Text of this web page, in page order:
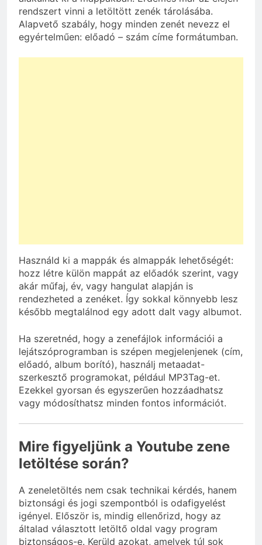
rendszert vinni a letöltött zenék tárolásába.
Alapvető szabály, hogy minden zenét nevezz el
egyértelműen: előadó – szám címe formátumban.
Használd ki a mappák és almappák lehetőségét:
hozz létre külön mappát az előadók szerint, vagy
akár műfaj, év, vagy hangulat alapján is
rendezheted a zenéket. Így sokkal könnyebb lesz
később megtalálnod egy adott dalt vagy albumot.
Ha szeretnéd, hogy a zenefájlok információi a
lejátszóprogramban is szépen megjelenjenek (cím,
előadó, album borító), használj metaadat-
szerkesztő programokat, például MP3Tag-et.
Ezekkel gyorsan és egyszerűen hozzáadhatsz
vagy módosíthatsz minden fontos információt.
Mire figyeljünk a Youtube zene
letöltése során?
A zeneletöltés nem csak technikai kérdés, hanem
biztonsági és jogi szempontból is odafigyelést
igényel. Először is, mindig ellenőrizd, hogy az
általad választott letöltő oldal vagy program
biztonságos-e. Kerüld azokat, amelyek túl sok